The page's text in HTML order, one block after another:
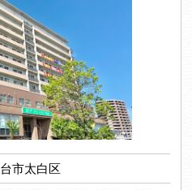
市太白区